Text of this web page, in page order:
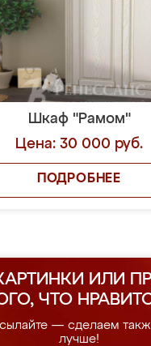
Шкаф "Рамом"
Цена: 30 000 руб.
ПОДРОБНЕЕ
ИЛИ
ЧТО
— сделаем
лучше!